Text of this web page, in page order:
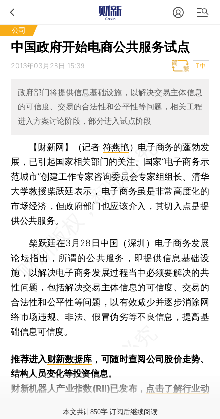
公司
中国政府开始电商公共服务试点
2013年03月28日 15:39 T中
政府部门将提供信息基础设施，以解决交易主体信息
的可信度、交易的合法性和公平性等问题，相关工程
进入方案讨论阶段，部分进入试点阶段
【财新网】（记者 符燕艳） 电子商务的蓬勃发
展，已引起国家相关部门的关注。国家“电子商务示
范城市”创建工作专家咨询委员会专家组组长、清华
大学教授柴跃廷表示，电子商务虽是非常高度化的
市场经济，但政府部门也应该介入，其切入点是提
供公共服务。
柴跃廷在3月28日中国（深圳）电子商务发展
论坛指出，所谓的公共服务，即提供信息基础设
施，以解决电子商务发展过程当中必须要解决的共
性问题，包括解决交易主体信息的可信度、交易的
合法性和公平性等问题，以有效减少并逐步消除网
络市场违规、非法、假冒伪劣等不良信息，提高基
础信息可信度。
推荐进入财新数据库 ，可随时查阅公司股价走势、
结构人员变化等投资信息。
财新机器人产业指数(RII)已发布， 点击了解行业动
本文共计850字 订阅后继续阅读